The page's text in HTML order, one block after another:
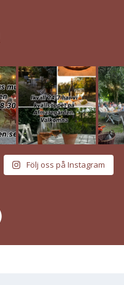
Följ oss på Instagram